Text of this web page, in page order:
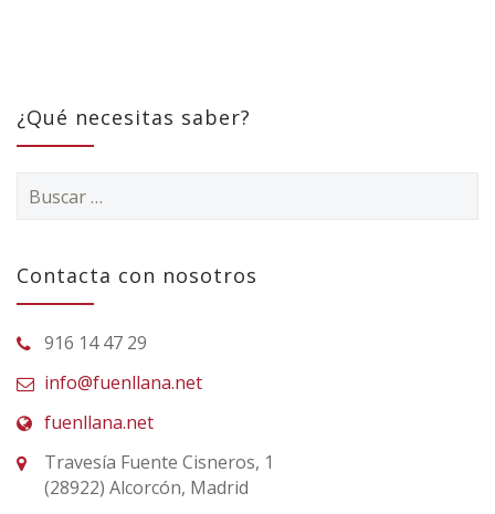
¿Qué necesitas saber?
Contacta con nosotros
916 14 47 29
info@fuenllana.net
fuenllana.net
Travesía Fuente Cisneros, 1
(28922) Alcorcón, Madrid